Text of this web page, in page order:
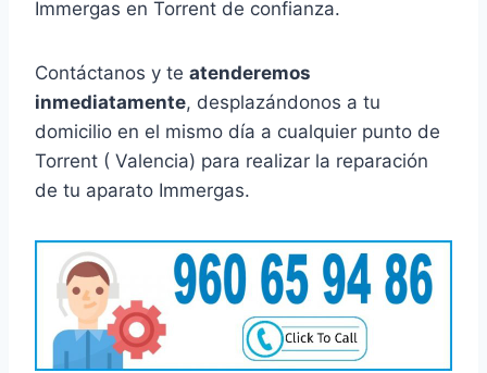
Immergas en Torrent de confianza.
Contáctanos y te atenderemos
inmediatamente, desplazándonos a tu
domicilio en el mismo día a cualquier punto de
Torrent ( Valencia) para realizar la reparación
de tu aparato Immergas.